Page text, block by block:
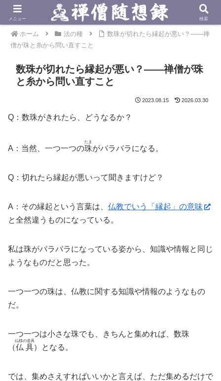
ホーム 法の種
数珠が切れたら縁起が悪い？——禅
僧が珠と糸から問い直すこと
数珠が切れたら縁起が悪い？——禅僧が珠
と糸から問い直すこと
2023.08.15 2026.03.30
Q：数珠がきれたら、どうなるか？
A：当然、一つ一つの珠
たま
がバラバラになる。
Q：切れたら縁起が悪いって聞きますけど？
A：その縁起という言葉は、 仏教でいう「縁起」の意味
と全然違うものになっている。
私は珠がバラバラになっている姿から、知識や情報と同じ
ようなものだと思った。
一つ一つの珠は、仏教に関する知識や情報のようなもの
だ。
一つ一つは小さな珠でも、きちんと集めれば、数珠
（仏具
仏様の道具
）となる。
では、集めさえすればいいかと言えば、ただ集めるだけで
メニュー 検索